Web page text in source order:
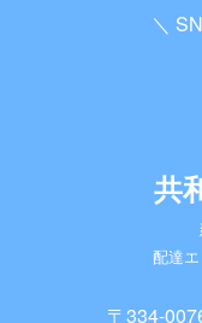
＼
共
配達
〒334-